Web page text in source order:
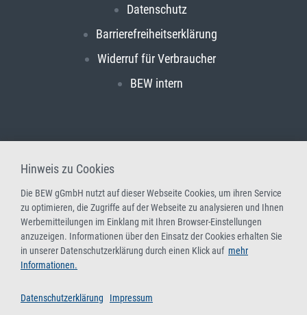
Datenschutz
Barrierefreiheitserklärung
Widerruf für Verbraucher
BEW intern
Hinweis zu Cookies
Die BEW gGmbH nutzt auf dieser Webseite Cookies, um ihren Service
zu optimieren, die Zugriffe auf der Webseite zu analysieren und Ihnen
Werbemitteilungen im Einklang mit Ihren Browser-Einstellungen
anzuzeigen. Informationen über den Einsatz der Cookies erhalten Sie
in unserer Datenschutzerklärung durch einen Klick auf mehr
Informationen.
Datenschutzerklärung Impressum